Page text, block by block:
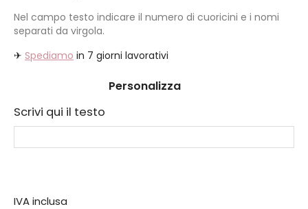
Nel campo testo indicare il numero di cuoricini e i nomi
separati da virgola.
✈ Spediamo in 7 giorni lavorativi
Personalizza
Scrivi qui il testo
IVA inclusa